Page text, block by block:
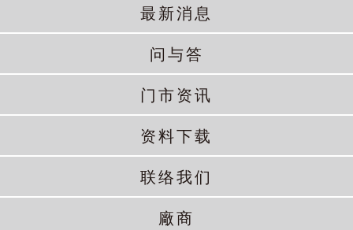
最新消息
问与答
门市资讯
资料下载
联络我们
廠商